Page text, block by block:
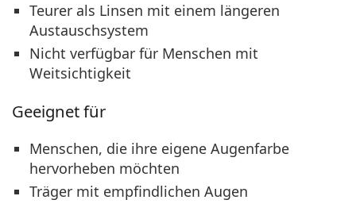
Teurer als Linsen mit einem längeren
Austauschsystem
Nicht verfügbar für Menschen mit
Weitsichtigkeit
Geeignet für
Menschen, die ihre eigene Augenfarbe
hervorheben möchten
Träger mit empfindlichen Augen